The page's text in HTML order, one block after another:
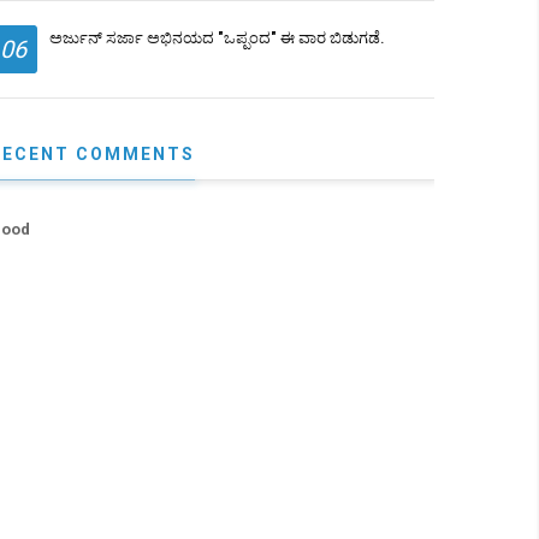
06 ಅರ್ಜುನ್ ಸರ್ಜಾ ಅಭಿನಯದ "ಒಪ್ಪಂದ" ಈ ವಾರ ಬಿಡುಗಡೆ.
COMMENTS